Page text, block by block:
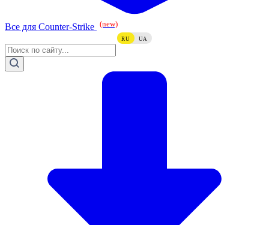
Все для Counter-Strike (new)
RU UA